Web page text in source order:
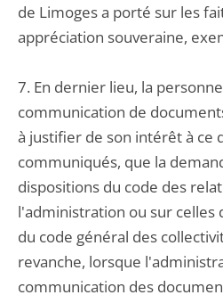
de Limoges a porté sur les
appréciation souveraine,
7. En dernier lieu, la
communication de
à justifier de son intérêt à ce
communiqués, que la
dispositions du code des
l'administration ou sur celles
du code général des
revanche, lorsque
communication des